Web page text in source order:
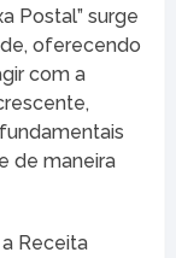
Postal” surge
oferecendo
com a
de maneira
Receita